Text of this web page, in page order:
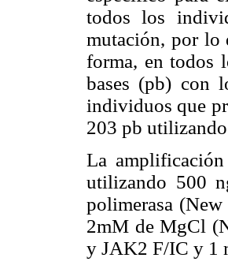
todos los
mutación, por lo
forma, en todos
bases (pb) con
individuos que
203 pb
La
utilizando 500
polimerasa
2mM de MgCl
y JAK2 F/IC y 1